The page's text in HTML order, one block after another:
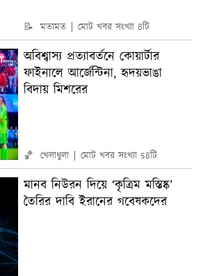
📝 মতামত মোট খবর সংখ্যা 8টি
অবিশ্বাস্য প্রত্যাবর্তনে কোয়ার্টার
ফাইনালে আর্জেন্টিনা, হৃদয়ভাঙা
বিদায় মিশরের
🏀 খেলাধুলা মোট খবর সংখ্যা 58টি
মানব নিউরন দিয়ে ‘কৃত্রিম মস্তিষ্ক’
তৈরির দাবি ইরানের গবেষকদের